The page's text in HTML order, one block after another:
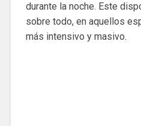
durante la noche. Este
sobre todo, en aquellos
más intensivo y masivo.